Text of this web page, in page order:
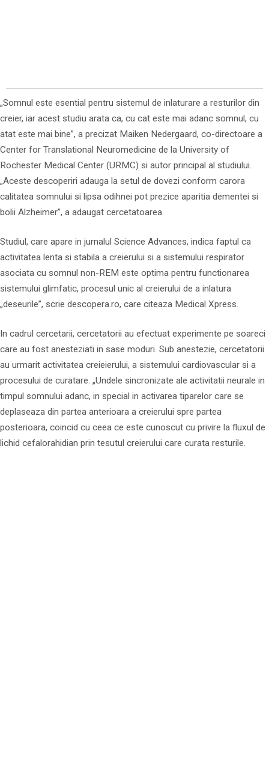
„Somnul este esential pentru sistemul de inlaturare a resturilor din
creier, iar acest studiu arata ca, cu cat este mai adanc somnul, cu
atat este mai bine”, a precizat Maiken Nedergaard, co-directoare a
Center for Translational Neuromedicine de la University of
Rochester Medical Center (URMC) si autor principal al studiului.
„Aceste descoperiri adauga la setul de dovezi conform carora
calitatea somnului si lipsa odihnei pot prezice aparitia dementei si
bolii Alzheimer”, a adaugat cercetatoarea.
Studiul, care apare in jurnalul Science Advances, indica faptul ca
activitatea lenta si stabila a creierului si a sistemului respirator
asociata cu somnul non-REM este optima pentru functionarea
sistemului glimfatic, procesul unic al creierului de a inlatura
„deseurile”, scrie descopera.ro, care citeaza Medical Xpress.
In cadrul cercetarii, cercetatorii au efectuat experimente pe soareci
care au fost anesteziati in sase moduri. Sub anestezie, cercetatorii
au urmarit activitatea creieierului, a sistemului cardiovascular si a
procesului de curatare. „Undele sincronizate ale activitatii neurale in
timpul somnului adanc, in special in activarea tiparelor care se
deplaseaza din partea anterioara a creierului spre partea
posterioara, coincid cu ceea ce este cunoscut cu privire la fluxul de
lichid cefalorahidian prin tesutul creierului care curata resturile.